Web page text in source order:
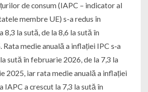
de consum (IAPC – indicator al
membre UE) s-a redus în
la sută, de la 8,6 la sută în
medie anuală a inflației IPC s‑a
sută în februarie 2026, de la 7,3 la
2025, iar rata medie anuală a inflației
IAPC a crescut la 7,3 la sută în